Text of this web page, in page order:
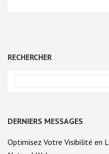
RECHERCHER
DERNIERS MESSAGES
Optimisez Votre Visibilité en